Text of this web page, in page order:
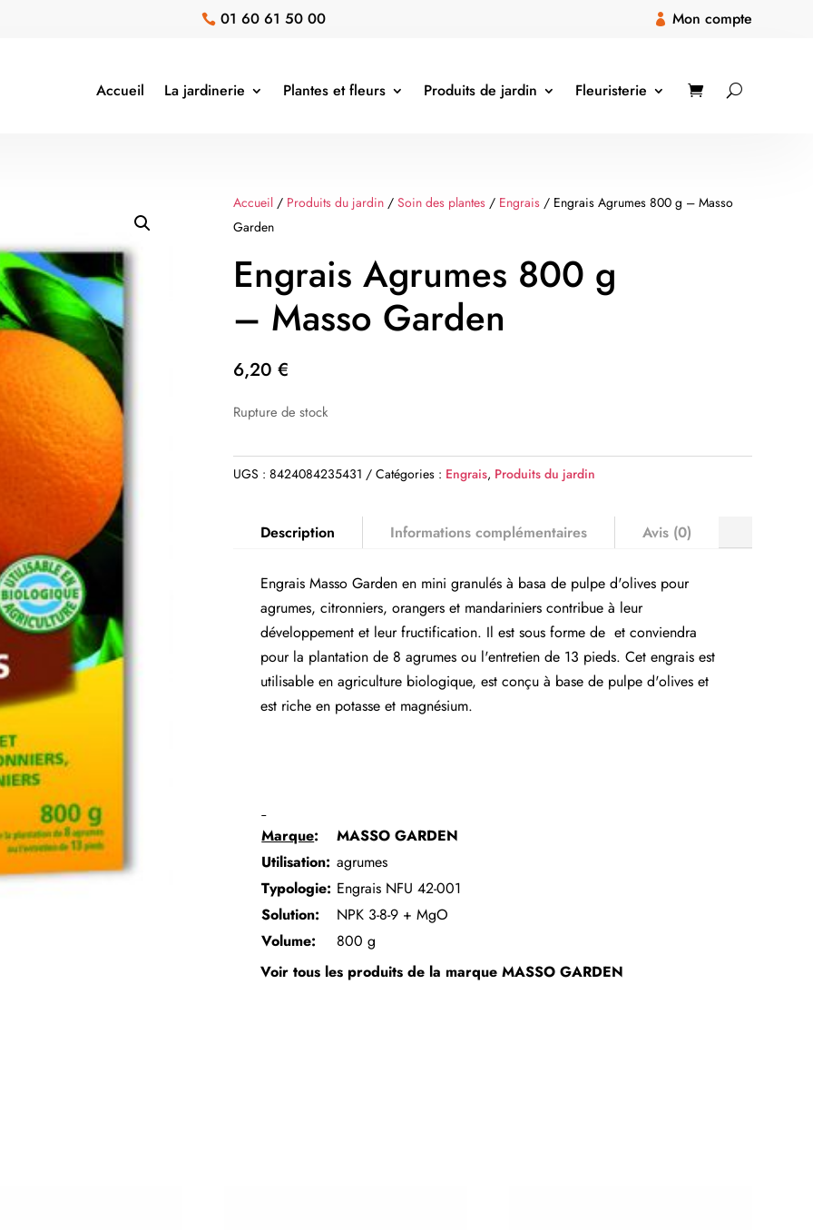
 01 60 61 50 00  Mon compte
Accueil La jardinerie Plantes et fleurs Produits de jardin Fleuristerie
Accueil / Produits du jardin /Soin des plantes / Engrais / Engrais Agrumes 800 g – Masso
Garden
Engrais Agrumes 800 g
– Masso Garden
6,20€
Rupture de stock
UGS :8424084235431 Catégories : Engrais, Produits du jardin
Description Informations complémentaires Avis (0)
Engrais Masso Garden en mini granulés à basa de pulpe d'olives pour
agrumes, citronniers, orangers et mandariniers contribue à leur
développement et leur fructification. Il est sous forme de et conviendra
pour la plantation de 8 agrumes ou l'entretien de 13 pieds. Cet engrais est
utilisable en agriculture biologique, est conçu à base de pulpe d'olives et
est riche en potasse et magnésium.
Marque:
MASSO GARDEN
Utilisation: agrumes
Typologie: Engrais NFU 42-001
Solution:
NPK 3-8-9 + MgO
Volume:
800 g
Voir tous les produits de la marqueMASSO GARDEN